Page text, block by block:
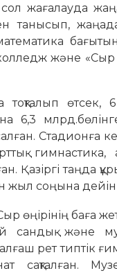
жағалауда
танысып,
және
тоқталып өтсек,
6,3
Стадионға
Қазіргі таңда
жыл соңына
Сыр өңірінің баға
сандық және
рет типтік
сақталған.